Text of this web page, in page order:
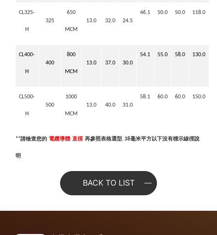
CL325-
H
325
650
MCM
13.0 32.0 24.5
46.1 50.0 50.0 118.0
CL400-
H
400
800
MCM
13.0 37.0 30.0
54.1 55.0 58.0 130.0
CL500-
H
500
1000
MCM
13.0 40.0 31.0
58.1 60.0 60.0 150.0
**請檢查您的 電纜導體 直徑 再參照表格選型. 38毫米平方以下沒有標示線徑說
明
BACK TO LIST